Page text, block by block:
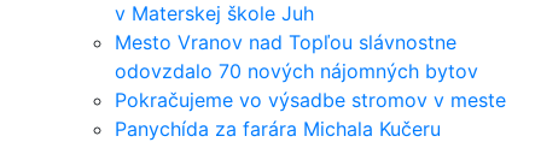
v Materskej škole Juh
Mesto Vranov nad Topľou slávnostne
odovzdalo 70 nových nájomných bytov
Pokračujeme vo výsadbe stromov v meste
Panychída za farára Michala Kučeru